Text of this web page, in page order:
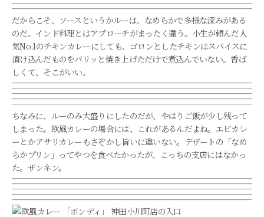
だからこそ、ソースというかルーは、なめらかで多様な深みがある
のだ。インド料理とはアプローチがまったく違う。小生が頼んだ人
気No.1のチキンカレーにしても、ゴロンとしたチキンはスパイスに
漬け込んだものをパリッと焼き上げただけで煮込んでいない。香ば
しくて、そこがいい。
ちなみに、ルーのみ大盛りにしたのだが、やはりご飯が少し残って
しまった。欧風カレーの場合には、これがあるんだよね。エビカレ
ーとかアサリカレーもさぞかし旨いに違いない。デザートの「なめ
らかプリン」ってやつを食べたかったが、こっちの支店にはなかっ
た。ザンネン。